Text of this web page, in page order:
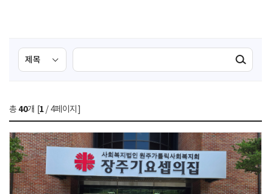
검
색
선
색
검색실행
총 40개 [1 / 4페이지]